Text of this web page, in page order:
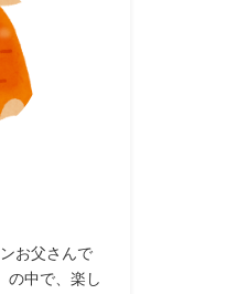
お父さんで
の中で、楽し